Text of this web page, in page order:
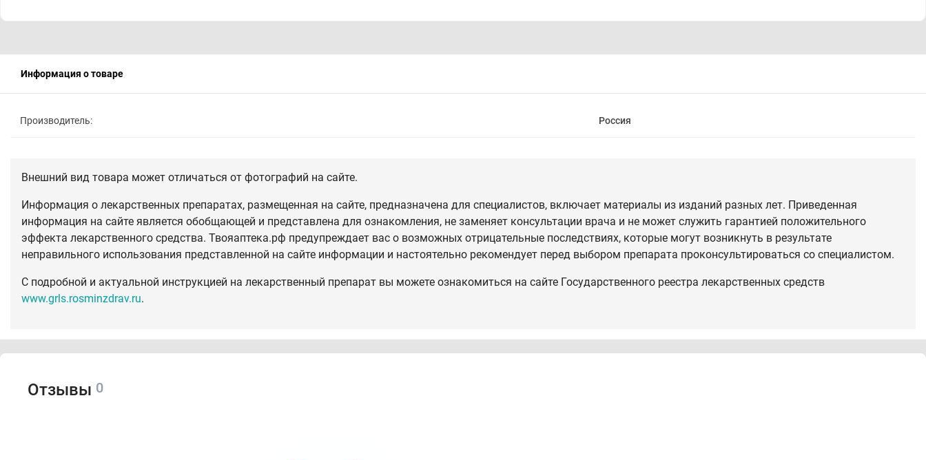
Информация о товаре
Производитель: Россия
Внешний вид товара может отличаться от фотографий на сайте.
Информация о лекарственных препаратах, размещенная на сайте, предназначена для специалистов, включает материалы из изданий разных лет. Приведенная
информация на сайте является обобщающей и представлена для ознакомления, не заменяет консультации врача и не может служить гарантией положительного
эффекта лекарственного средства. Твояаптека.рф предупреждает вас о возможных отрицательные последствиях, которые могут возникнуть в результате
неправильного использования представленной на сайте информации и настоятельно рекомендует перед выбором препарата проконсультироваться со специалистом.
С подробной и актуальной инструкцией на лекарственный препарат вы можете ознакомиться на сайте Государственного реестра лекарственных средств
www.grls.rosminzdrav.ru.
Отзывы 0